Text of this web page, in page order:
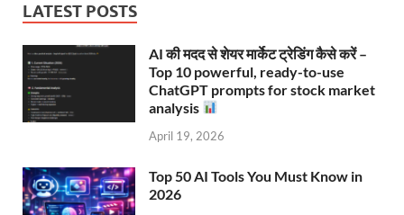
LATEST POSTS
AI की मदद से शेयर मार्केट ट्रेडिंग कैसे करें –
Top 10 powerful, ready-to-use
ChatGPT prompts for stock market
analysis
April 19, 2026
Top 50 AI Tools You Must Know in
2026